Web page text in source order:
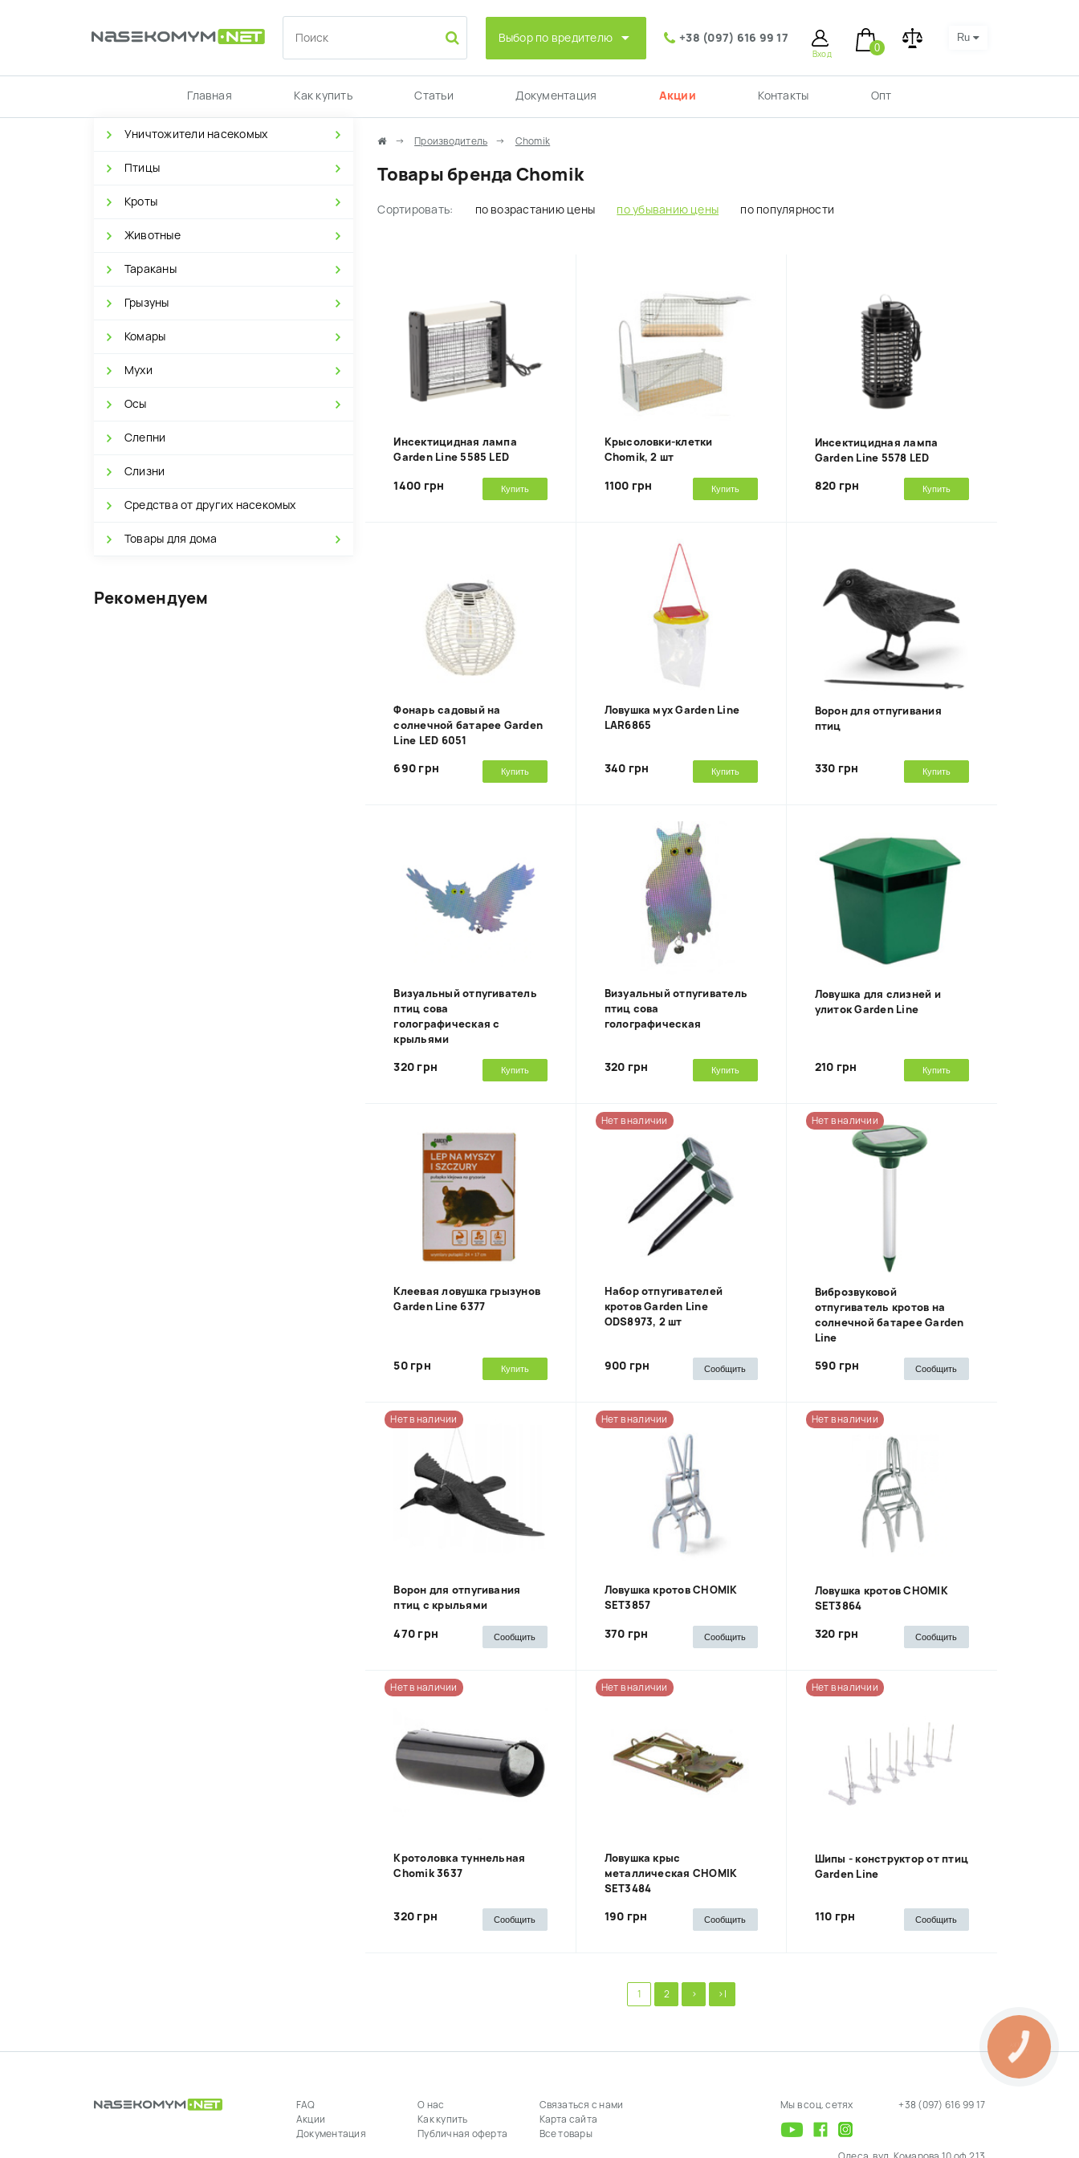
Выбор по вредителю +38 (097) 616 99 17
Вход
0
Ru
Главная Как купить Статьи Документация Акции Контакты Опт
Уничтожители насекомых
Птицы
Кроты
Животные
Тараканы
Грызуны
Комары
Мухи
Осы
Слепни
Слизни
Средства от других насекомых
Товары для дома
Рекомендуем
Производитель Chomik
Товары бренда Chomik
Сортировать: по возрастанию цены по убыванию цены по популярности
Инсектицидная лампа
Garden Line 5585 LED
1400 грн Купить
Крысоловки-клетки
Chomik, 2 шт
1100 грн Купить
Инсектицидная лампа
Garden Line 5578 LED
820 грн Купить
Фонарь садовый на
солнечной батарее Garden
Line LED 6051
690 грн Купить
Ловушка мух Garden Line
LAR6865
340 грн Купить
Ворон для отпугивания
птиц
330 грн Купить
Визуальный отпугиватель
птиц сова
голографическая с
крыльями
320 грн Купить
Визуальный отпугиватель
птиц сова
голографическая
320 грн Купить
Ловушка для слизней и
улиток Garden Line
210 грн Купить
Клеевая ловушка грызунов
Garden Line 6377
50 грн Купить
Нет в наличии
Набор отпугивателей
кротов Garden Line
ODS8973, 2 шт
900 грн Сообщить
Нет в наличии
Виброзвуковой
отпугиватель кротов на
солнечной батарее Garden
Line
590 грн Сообщить
Нет в наличии
Ворон для отпугивания
птиц с крыльями
470 грн Сообщить
Нет в наличии
Ловушка кротов CHOMIK
SET3857
370 грн Сообщить
Нет в наличии
Ловушка кротов CHOMIK
SET3864
320 грн Сообщить
Нет в наличии
Кротоловка туннельная
Chomik 3637
320 грн Сообщить
Нет в наличии
Ловушка крыс
металлическая CHOMIK
SET3484
190 грн Сообщить
Нет в наличии
Шипы - конструктор от птиц
Garden Line
110 грн Сообщить
1 2 > >|
Мы в соц. сетях
FAQ
Акции
Документация
О нас
Как купить
Публичная оферта
Связаться с нами
Карта сайта
Все товары
+38 (097) 616 99 17